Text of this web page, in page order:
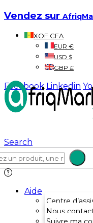
Vendez sur
XOF CFA
EUR €
USD $
GBP £
Facebook Linkedin
Search
Aide
Centre
Nous